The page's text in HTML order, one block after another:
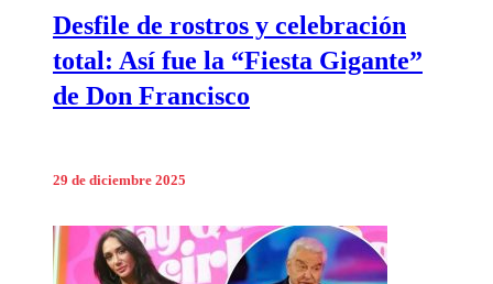
Desfile de rostros y celebración
total: Así fue la “Fiesta Gigante”
de Don Francisco
29 de diciembre 2025